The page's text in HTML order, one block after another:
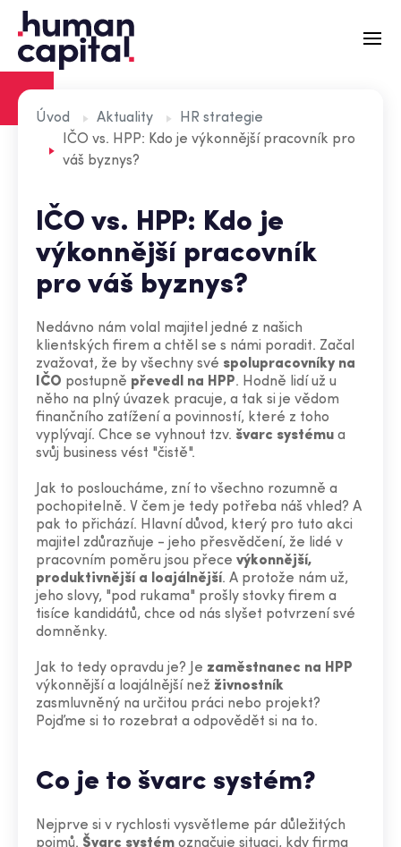
Recruitment
Externí HR
Aktuality
O nás
Tým
Kontakt
Úvod Aktuality
HR strategie
IČO vs. HPP: Kdo je výkonnější pracovník pro
váš byznys?
IČO vs. HPP: Kdo je
výkonnější pracovník
pro váš byznys?
Nedávno nám volal majitel jedné z našich
klientských firem a chtěl se s námi poradit. Začal
zvažovat, že by všechny své spolupracovníky na
IČO postupně převedl na HPP. Hodně lidí už u
něho na plný úvazek pracuje, a tak si je vědom
finančního zatížení a povinností, které z toho
vyplývají. Chce se vyhnout tzv. švarc systému a
svůj business vést "čistě".
Jak to posloucháme, zní to všechno rozumně a
pochopitelně. V čem je tedy potřeba náš vhled? A
pak to přichází. Hlavní důvod, který pro tuto akci
majitel zdůrazňuje - jeho přesvědčení, že lidé v
pracovním poměru jsou přece výkonnější,
produktivnější a loajálnější. A protože nám už,
jeho slovy, "pod rukama" prošly stovky firem a
tisíce kandidátů, chce od nás slyšet potvrzení své
domněnky.
Jak to tedy opravdu je? Je zaměstnanec na HPP
výkonnější a loajálnější než živnostník
zasmluvněný na určitou práci nebo projekt?
Pojďme si to rozebrat a odpovědět si na to.
Co je to švarc systém?
Nejprve si v rychlosti vysvětleme pár důležitých
pojmů. Švarc systém označuje situaci, kdy firma